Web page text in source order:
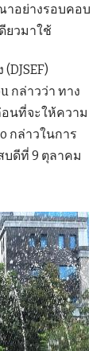
าอย่างรอบคอบ
ยวมาใช้
กล่าวว่า ทาง
นที่จะให้ความ
กล่าวในการ
บดีที่ 9 ตุลาคม